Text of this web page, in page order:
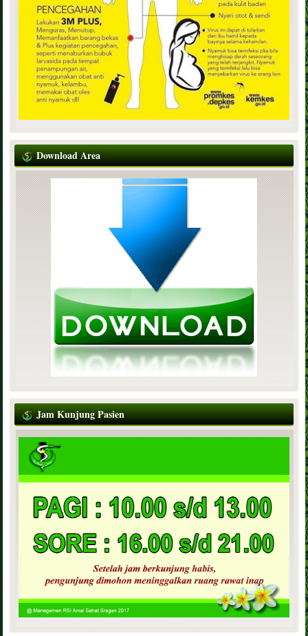
Download Area
Jam Kunjung Pasien